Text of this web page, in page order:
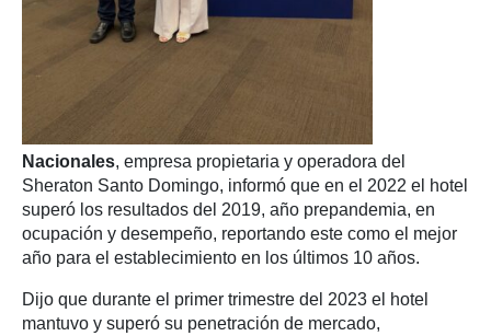
Nacionales, empresa propietaria y operadora del
Sheraton Santo Domingo, informó que en el 2022 el hotel
superó los resultados del 2019, año prepandemia, en
ocupación y desempeño, reportando este como el mejor
año para el establecimiento en los últimos 10 años.
Dijo que durante el primer trimestre del 2023 el hotel
mantuvo y superó su penetración de mercado,